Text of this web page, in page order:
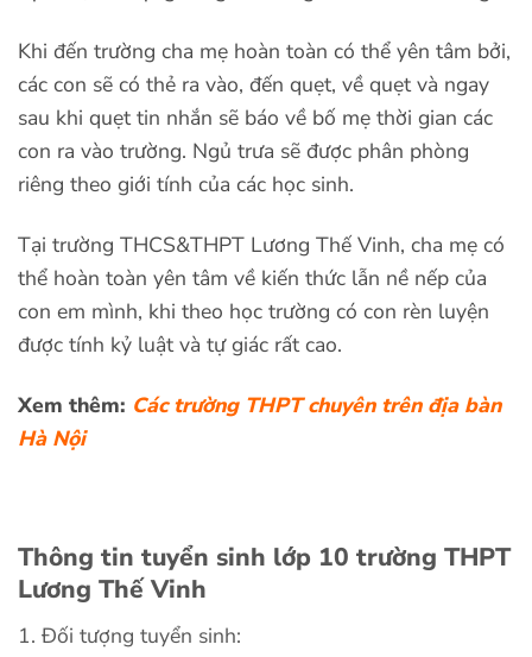
Khi đến trường cha mẹ hoàn toàn có thể yên tâm bởi,
các con sẽ có thẻ ra vào, đến quẹt, về quẹt và ngay
sau khi quẹt tin nhắn sẽ báo về bố mẹ thời gian các
con ra vào trường. Ngủ trưa sẽ được phân phòng
riêng theo giới tính của các học sinh.
Tại trường THCS&THPT Lương Thế Vinh, cha mẹ có
thể hoàn toàn yên tâm về kiến thức lẫn nề nếp của
con em mình, khi theo học trường có con rèn luyện
được tính kỷ luật và tự giác rất cao.
Xem thêm: Các trường THPT chuyên trên địa bàn
Hà Nội
Thông tin tuyển sinh lớp 10 trường THPT
Lương Thế Vinh
1. Đối tượng tuyển sinh: